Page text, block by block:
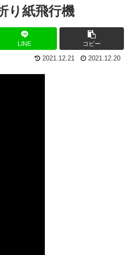
り紙飛行機
LINE コピー
2021.12.21 2021.12.20